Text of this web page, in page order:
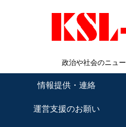
政治や社会のニュ
情報提供・連絡
運営支援のお願い